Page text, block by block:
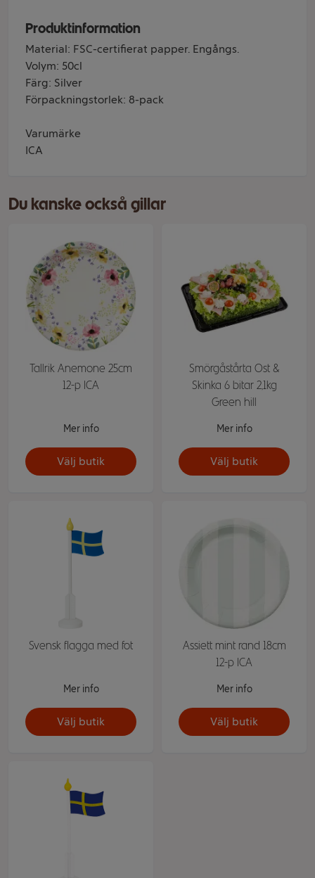
Produktinformation
Material: FSC-certifierat papper. Engångs.
Volym: 50cl
Färg: Silver
Förpackningstorlek: 8-pack
Varumärke
ICA
Du kanske också gillar
Tallrik Anemone 25cm
12-p ICA
Mer info
Välj butik
Smörgåstårta Ost &
Skinka 6 bitar 2,1kg
Green hill
Mer info
Välj butik
Svensk flagga med fot
Mer info
Välj butik
Assiett mint rand 18cm
12-p ICA
Mer info
Välj butik